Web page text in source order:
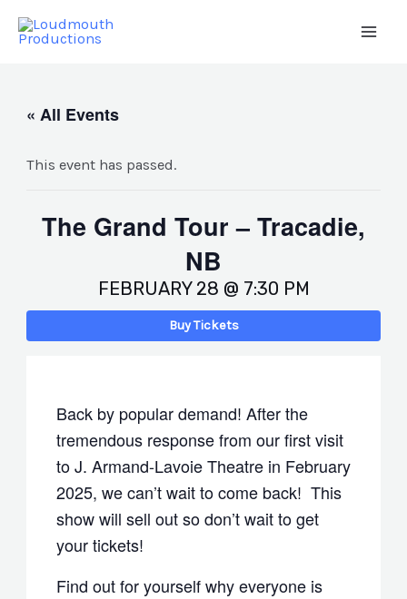
« All Events
This event has passed.
The Grand Tour – Tracadie,
NB
FEBRUARY 28 @ 7:30 PM
Buy Tickets
Back by popular demand! After the
tremendous response from our first visit
to J. Armand-Lavoie Theatre in February
2025, we can’t wait to come back! This
show will sell out so don’t wait to get
your tickets!
Find out for yourself why everyone is